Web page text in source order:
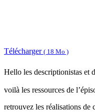
Télécharger ( 18 Mo )
Hello les descriptionistas et
voilà les ressources de
retrouvez les réalisations de